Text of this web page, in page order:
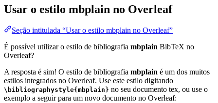
Usar o estilo mbplain no Overleaf
Seção intitulada “Usar o estilo mbplain no Overleaf”
É possível utilizar o estilo de bibliografia mbplain BibTeX no
Overleaf?
A resposta é sim! O estilo de bibliografia mbplain é um dos muitos
estilos integrados no Overleaf. Use este estilo digitando
\bibliographystyle{mbplain} no seu documento tex, ou use o
exemplo a seguir para um novo documento no Overleaf: